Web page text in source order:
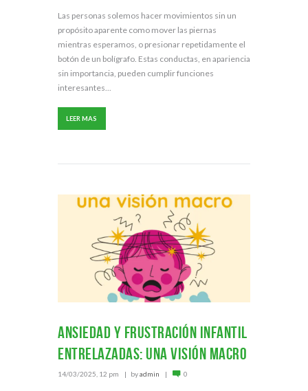
Las personas solemos hacer movimientos sin un
propósito aparente como mover las piernas
mientras esperamos, o presionar repetidamente el
botón de un bolígrafo. Estas conductas, en apariencia
sin importancia, pueden cumplir funciones
interesantes...
LEER MAS
Ansiedad y frustración infantil
entrelazadas: una visión macro
14/03/2025, 12 pm byadmin 0